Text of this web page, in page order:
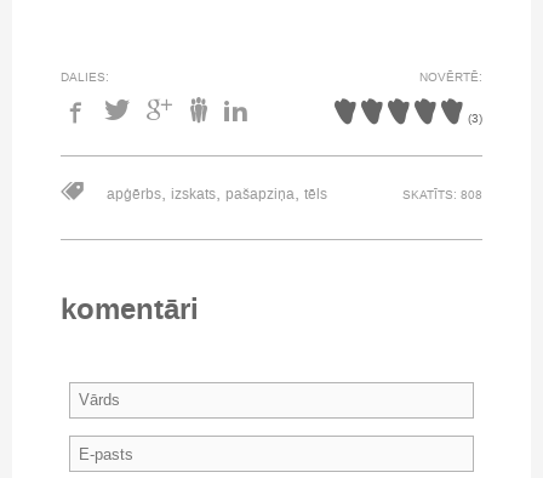
DALIES: NOVĒRTĒ:
(3)
apģērbs, izskats, pašapziņa, tēls SKATĪTS: 808
komentāri